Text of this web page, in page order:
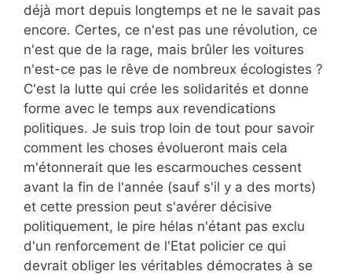
déjà mort depuis longtemps et ne le savait pas
encore. Certes, ce n'est pas une révolution, ce
n'est que de la rage, mais brûler les voitures
n'est-ce pas le rêve de nombreux écologistes ?
C'est la lutte qui crée les solidarités et donne
forme avec le temps aux revendications
politiques. Je suis trop loin de tout pour savoir
comment les choses évolueront mais cela
m'étonnerait que les escarmouches cessent
avant la fin de l'année (sauf s'il y a des morts)
et cette pression peut s'avérer décisive
politiquement, le pire hélas n'étant pas exclu
d'un renforcement de l'Etat policier ce qui
devrait obliger les véritables démocrates à se